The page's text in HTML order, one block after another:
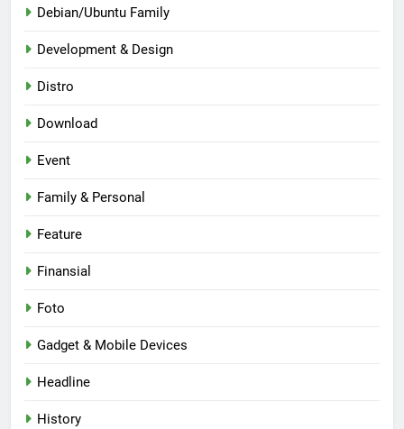
Debian/Ubuntu Family
Development & Design
Distro
Download
Event
Family & Personal
Feature
Finansial
Foto
Gadget & Mobile Devices
Headline
History